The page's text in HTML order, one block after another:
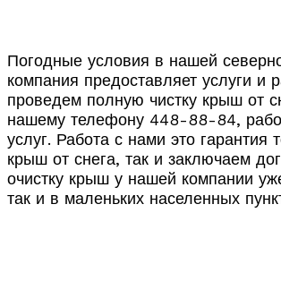
Погодные условия в нашей
компания предоставляет услуги
проведем полную чистку крыш от
нашему телефону 448-88-84,
услуг. Работа с нами это
крыш от снега, так и заключаем
очистку крыш у нашей компании
так и в маленьких населенных